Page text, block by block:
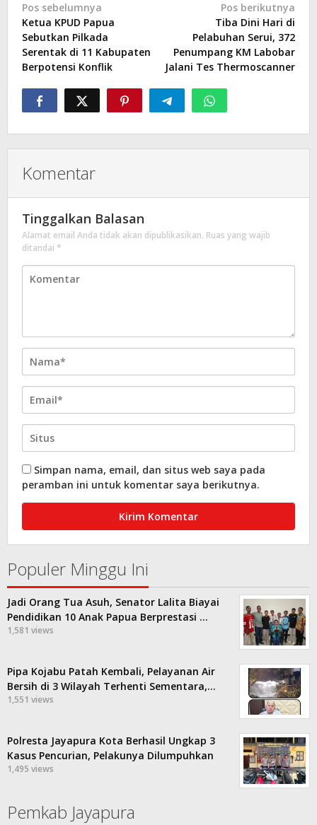
Navigasi
pos
Pos sebelumnya
Ketua KPUD Papua
Sebutkan Pilkada
Serentak di 11 Kabupaten
Berpotensi Konflik
Pos berikutnya
Tiba Dini Hari di
Pelabuhan Serui, 372
Penumpang KM Labobar
Jalani Tes Thermoscanner
Komentar
Tinggalkan Balasan
Alamat email Anda tidak akan dipublikasikan. Ruas yang wajib
ditandai *
Simpan nama, email, dan situs web saya pada
peramban ini untuk komentar saya berikutnya.
Populer Minggu Ini
Jadi Orang Tua Asuh, Senator Lalita Biayai
Pendidikan 10 Anak Papua Berprestasi …
1,581 views
Pipa Kojabu Patah Kembali, Pelayanan Air
Bersih di 3 Wilayah Terhenti Sementara,…
1,551 views
Polresta Jayapura Kota Berhasil Ungkap 3
Kasus Pencurian, Pelakunya Dilumpuhkan
1,495 views
Pemkab Jayapura